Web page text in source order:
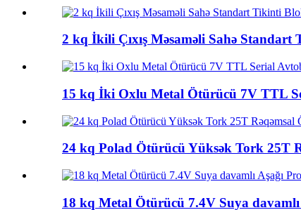
2 kq İkili Çıxış Məsaməli Sahə
15 kq İki Oxlu Metal Ötürücü 7V TTL
24 kq Polad Ötürücü Yüksək Tork 25T
18 kq Metal Ötürücü 7.4V Suya